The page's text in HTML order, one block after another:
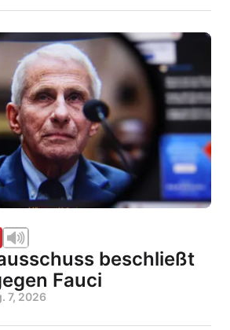
beschließt
Fauci
7, 2026